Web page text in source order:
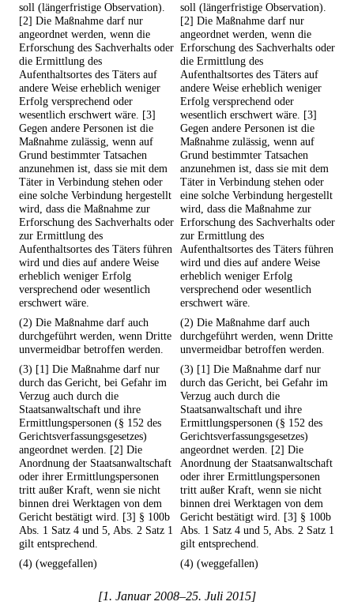
soll (längerfristige Observation).
[2] Die Maßnahme darf nur
angeordnet werden, wenn die
Erforschung des Sachverhalts oder
die Ermittlung des
Aufenthaltsortes des Täters auf
andere Weise erheblich weniger
Erfolg versprechend oder
wesentlich erschwert wäre. [3]
Gegen andere Personen ist die
Maßnahme zulässig, wenn auf
Grund bestimmter Tatsachen
anzunehmen ist, dass sie mit dem
Täter in Verbindung stehen oder
eine solche Verbindung hergestellt
wird, dass die Maßnahme zur
Erforschung des Sachverhalts oder
zur Ermittlung des
Aufenthaltsortes des Täters führen
wird und dies auf andere Weise
erheblich weniger Erfolg
versprechend oder wesentlich
erschwert wäre.
soll (längerfristige Observation).
[2] Die Maßnahme darf nur
angeordnet werden, wenn die
Erforschung des Sachverhalts oder
die Ermittlung des
Aufenthaltsortes des Täters auf
andere Weise erheblich weniger
Erfolg versprechend oder
wesentlich erschwert wäre. [3]
Gegen andere Personen ist die
Maßnahme zulässig, wenn auf
Grund bestimmter Tatsachen
anzunehmen ist, dass sie mit dem
Täter in Verbindung stehen oder
eine solche Verbindung hergestellt
wird, dass die Maßnahme zur
Erforschung des Sachverhalts oder
zur Ermittlung des
Aufenthaltsortes des Täters führen
wird und dies auf andere Weise
erheblich weniger Erfolg
versprechend oder wesentlich
erschwert wäre.
(2) Die Maßnahme darf auch
durchgeführt werden, wenn Dritte
unvermeidbar betroffen werden.
(2) Die Maßnahme darf auch
durchgeführt werden, wenn Dritte
unvermeidbar betroffen werden.
(3) [1] Die Maßnahme darf nur
durch das Gericht, bei Gefahr im
Verzug auch durch die
Staatsanwaltschaft und ihre
Ermittlungspersonen (§ 152 des
Gerichtsverfassungsgesetzes)
angeordnet werden. [2] Die
Anordnung der Staatsanwaltschaft
oder ihrer Ermittlungspersonen
tritt außer Kraft, wenn sie nicht
binnen drei Werktagen von dem
Gericht bestätigt wird. [3] § 100b
Abs. 1 Satz 4 und 5, Abs. 2 Satz 1
gilt entsprechend.
(3) [1] Die Maßnahme darf nur
durch das Gericht, bei Gefahr im
Verzug auch durch die
Staatsanwaltschaft und ihre
Ermittlungspersonen (§ 152 des
Gerichtsverfassungsgesetzes)
angeordnet werden. [2] Die
Anordnung der Staatsanwaltschaft
oder ihrer Ermittlungspersonen
tritt außer Kraft, wenn sie nicht
binnen drei Werktagen von dem
Gericht bestätigt wird. [3] § 100b
Abs. 1 Satz 4 und 5, Abs. 2 Satz 1
gilt entsprechend.
(4) (weggefallen)
(4) (weggefallen)
[1. Januar 2008–25. Juli 2015]